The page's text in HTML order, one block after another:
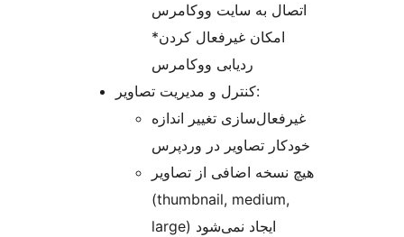
اتصال به سایت ووکامرس
*امکان غیرفعال کردن
ردیابی ووکامرس
کنترل و مدیریت تصاویر:
غیرفعال‌سازی تغییر اندازه
خودکار تصاویر در وردپرس
هیچ نسخه اضافی از تصاویر
(thumbnail, medium,
large) ایجاد نمی‌شود